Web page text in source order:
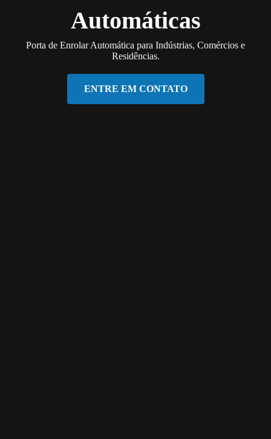
Automáticas
Porta de Enrolar Automática para Indústrias, Comércios e
Residências.
ENTRE EM CONTATO